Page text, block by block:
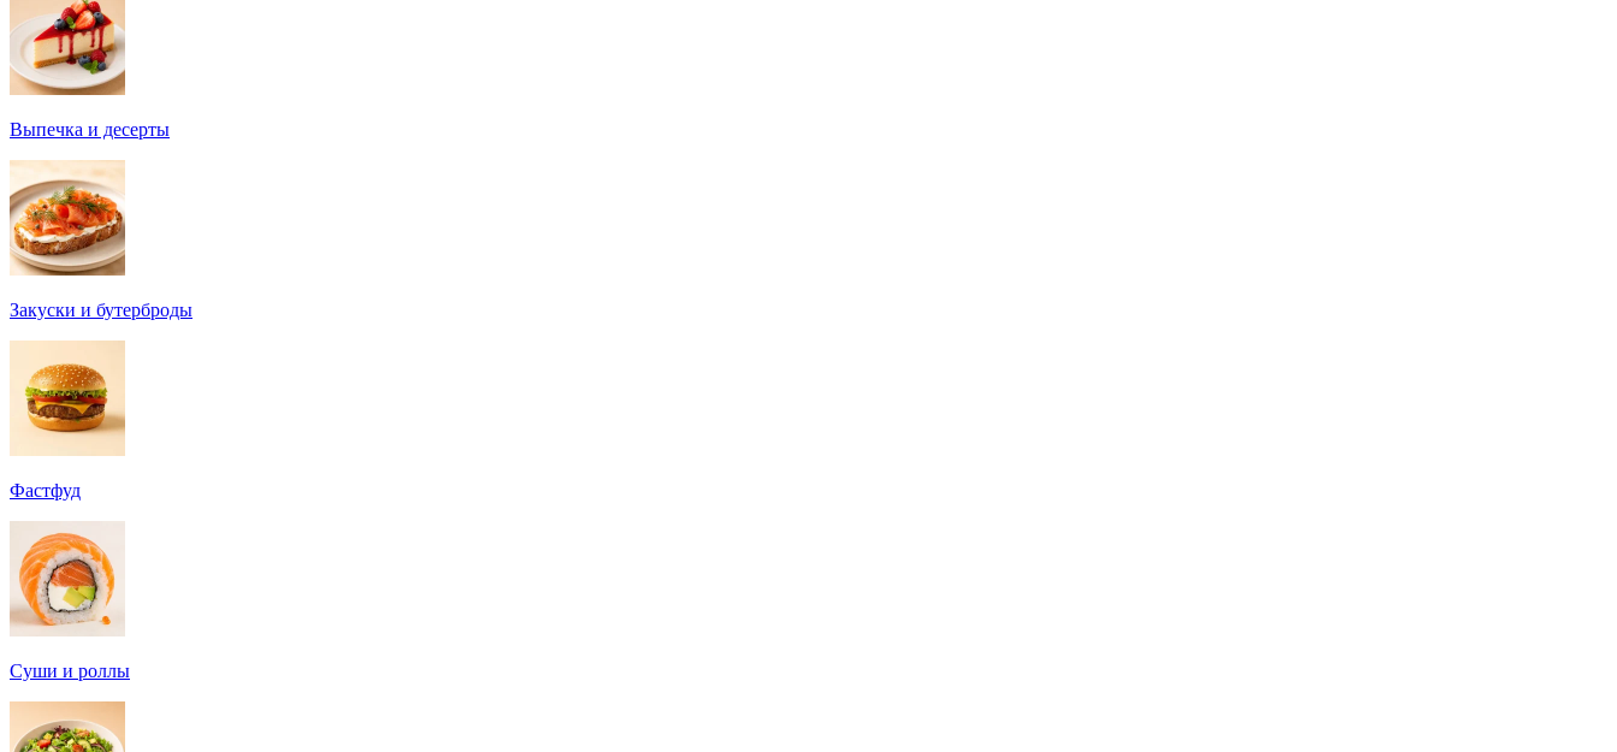
Выпечка и десерты
Закуски и бутерброды
Фастфуд
Суши и роллы